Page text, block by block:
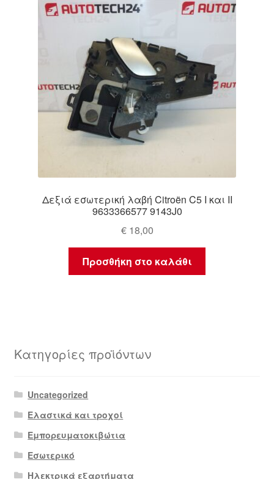
Δεξιά εσωτερική λαβή Citroën C5 I και II
9633366577 9143J0
€18,00
Προσθήκη στο καλάθι
Κατηγορίες προϊόντων
Uncategorized
Ελαστικά και τροχοί
Εμπορευματοκιβώτια
Εσωτερικό
Ηλεκτρικά εξαρτήματα